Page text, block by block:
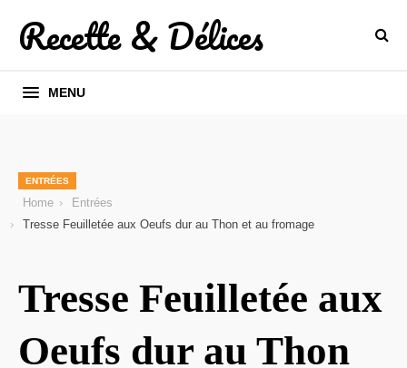
Recette & Délices
MENU
ENTRÉES
Home
Entrées
Tresse Feuilletée aux Oeufs dur au Thon et au fromage
Tresse Feuilletée aux
Oeufs dur au Thon